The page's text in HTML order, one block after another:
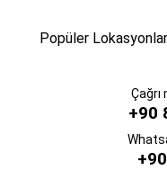
Popüler Lokasyonlar
Çağrı
+90